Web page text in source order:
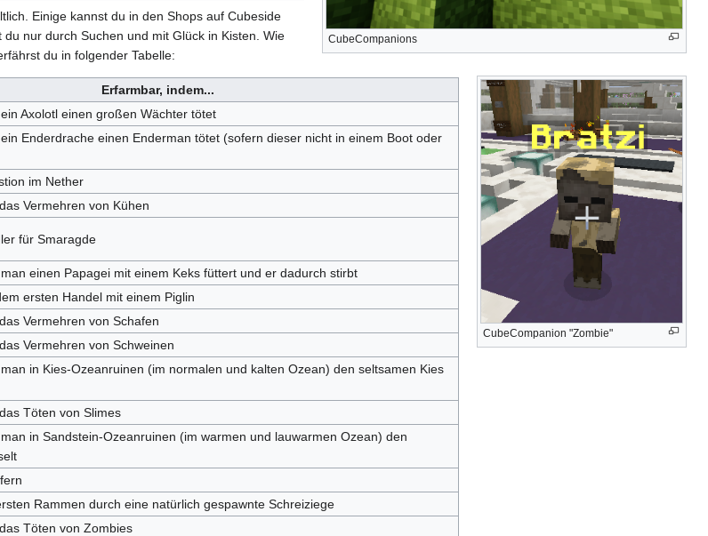
CubeCompanions
CubeCompanion "Zombie"
Einige kannst du in den Shops auf Cubeside
nur durch Suchen und mit Glück in Kisten. Wie
du in folgender Tabelle:
Erfarmbar, indem...
Axolotl einen großen Wächter tötet
Enderdrache einen Enderman tötet (sofern dieser nicht in einem Boot oder
im Nether
Vermehren von Kühen
für Smaragde
einen Papagei mit einem Keks füttert und er dadurch stirbt
ersten Handel mit einem Piglin
Vermehren von Schafen
Vermehren von Schweinen
in Kies-Ozeanruinen (im normalen und kalten Ozean) den seltsamen Kies
Töten von Slimes
in Sandstein-Ozeanruinen (im warmen und lauwarmen Ozean) den
Rammen durch eine natürlich gespawnte Schreiziege
Töten von Zombies